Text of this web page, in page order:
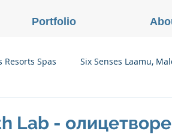
Resorts Spas Six Senses Laamu,
Lab -
Portfolio